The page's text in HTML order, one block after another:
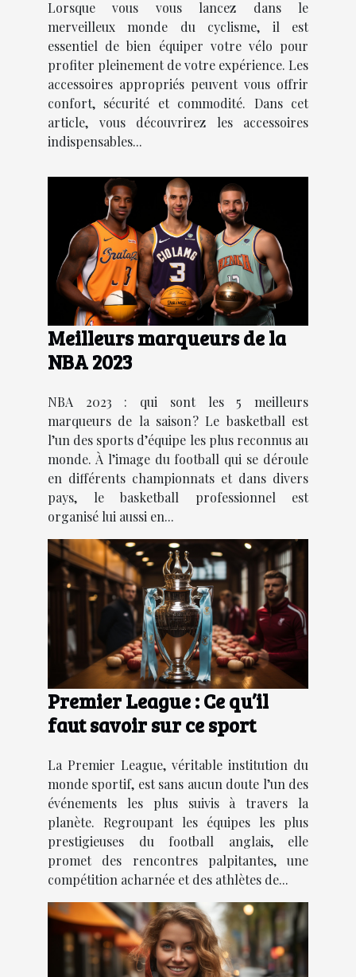
Lorsque vous vous lancez dans le
merveilleux monde du cyclisme, il est
essentiel de bien équiper votre vélo pour
profiter pleinement de votre expérience. Les
accessoires appropriés peuvent vous offrir
confort, sécurité et commodité. Dans cet
article, vous découvrirez les accessoires
indispensables...
Meilleurs marqueurs de la
NBA 2023
NBA 2023 : qui sont les 5 meilleurs
marqueurs de la saison ? Le basketball est
l’un des sports d’équipe les plus reconnus au
monde. À l’image du football qui se déroule
en différents championnats et dans divers
pays, le basketball professionnel est
organisé lui aussi en...
Premier League : Ce qu’il
faut savoir sur ce sport
La Premier League, véritable institution du
monde sportif, est sans aucun doute l’un des
événements les plus suivis à travers la
planète. Regroupant les équipes les plus
prestigieuses du football anglais, elle
promet des rencontres palpitantes, une
compétition acharnée et des athlètes de...